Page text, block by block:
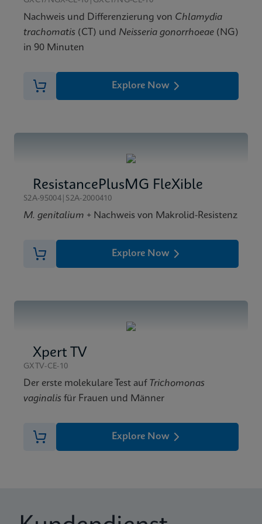
Nachweis und Differenzierung von Chlamydia
trachomatis (CT) und Neisseria gonorrhoeae (NG)
in 90 Minuten
Explore Now
ResistancePlusMG FleXible
S2A-95004|S2A-2000410
M. genitalium + Nachweis von Makrolid-Resistenz
Explore Now
Xpert TV
GXTV-CE-10
Der erste molekulare Test auf Trichomonas
vaginalis für Frauen und Männer
Explore Now